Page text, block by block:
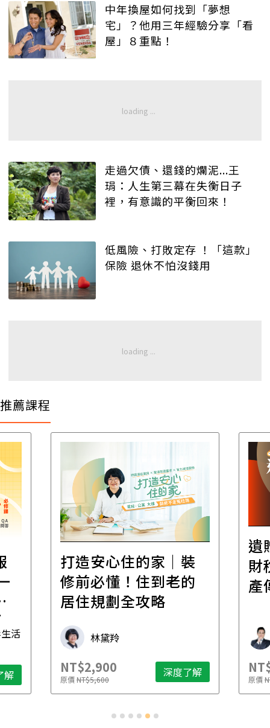
中年換屋如何找到「夢想
宅」？他用三年經驗分享「看
屋」８重點！
走過欠債、還錢的爛泥...王
琄：人生第三幕在失衡日子
裡，有意識的平衡回來！
低風險、打敗定存 ！「這款」
保險 退休不怕沒錢用
推薦課程
活
解
打造安心住的家｜裝
修前必懂！住到老的
居住規劃全攻略
林黛羚
NT$2,900
原價NT$5,600 深度了解
遺
財
產
原價